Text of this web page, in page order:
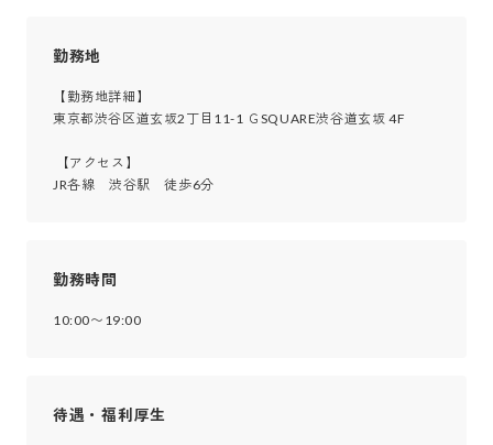
勤務地
【勤務地詳細】
東京都渋谷区道玄坂2丁目11-1 ＧSQUARE渋谷道玄坂 4F
JR各線　渋谷駅　徒歩6分
勤務時間
10:00〜19:00
待遇・福利厚生